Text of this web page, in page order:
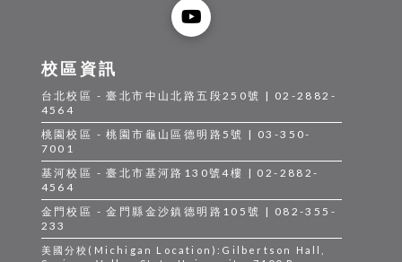
校區資訊
台北校區 - 臺北市中山北路五段250號 | 02-2882-
4564
桃園校區 - 桃園市龜山區德明路5號 | 03-350-
7001
基河校區 - 臺北市基河路130號4樓 | 02-2882-
4564
金門校區 - 金門縣金沙鎮德明路105號 | 082-355-
233
美國分校(Michigan Location):Gilbertson Hall,